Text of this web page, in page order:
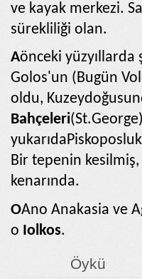
ve kayak merkezi.
sürekliliği olan.
Aönceki yüzyıllarda
Golos'un (Bugün
oldu,
Bahçeleri
yukarıda
Bir tepenin
kenarında.
ΟAno Anakasia ve
o Iolkos.
Öykü